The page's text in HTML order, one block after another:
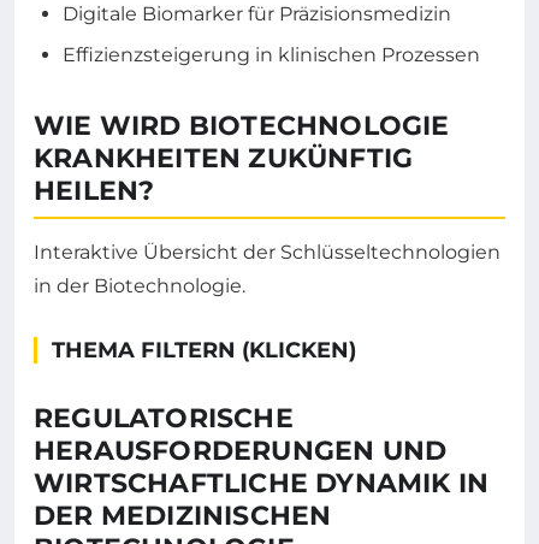
Digitale Biomarker für Präzisionsmedizin
Effizienzsteigerung in klinischen Prozessen
WIE WIRD BIOTECHNOLOGIE
KRANKHEITEN ZUKÜNFTIG
HEILEN?
Interaktive Übersicht der Schlüsseltechnologien
in der Biotechnologie.
THEMA FILTERN (KLICKEN)
REGULATORISCHE
HERAUSFORDERUNGEN UND
WIRTSCHAFTLICHE DYNAMIK IN
DER MEDIZINISCHEN